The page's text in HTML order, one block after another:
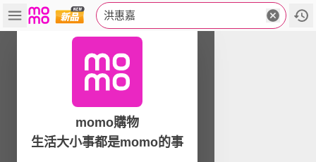
洪惠嘉
momo購物
生活大小事都是momo的事